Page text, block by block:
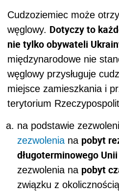
Cudzoziemiec może
węglowy. Dotyczy to
nie tylko obywateli
międzynarodowe nie
węglowy przysługuje
miejsce zamieszkania i
terytorium
na podstawie
zezwolenia na pobyt
długoterminowego
zezwolenia na pobyt
związku z